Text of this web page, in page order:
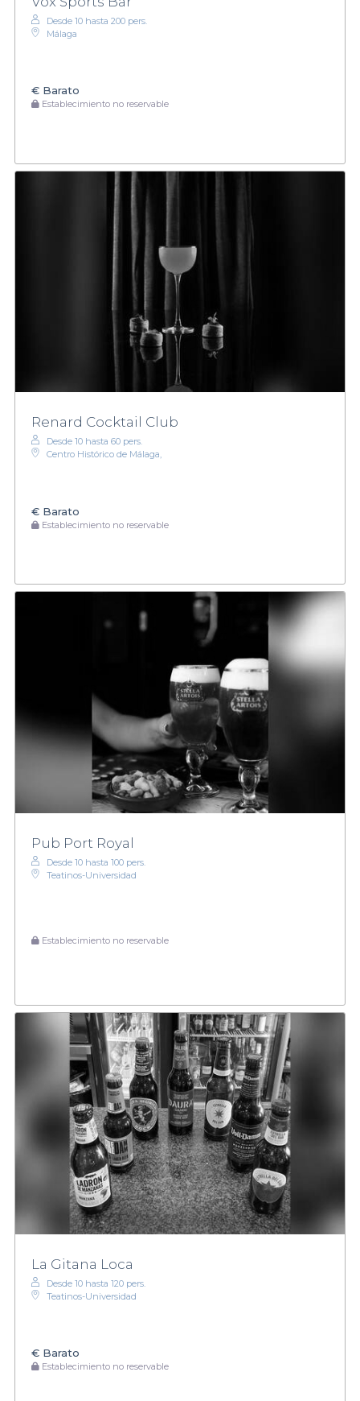
Desde 10 hasta 200 pers.
Málaga
€ Barato
Establecimiento no reservable
Renard Cocktail Club
Desde 10 hasta 60 pers.
Centro Histórico de Málaga,
€ Barato
Establecimiento no reservable
Pub Port Royal
Desde 10 hasta 100 pers.
Teatinos-Universidad
Establecimiento no reservable
La Gitana Loca
Desde 10 hasta 120 pers.
Teatinos-Universidad
€ Barato
Establecimiento no reservable